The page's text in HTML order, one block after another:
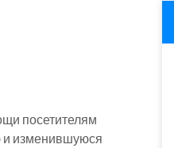
посетителям
и изменившуюся